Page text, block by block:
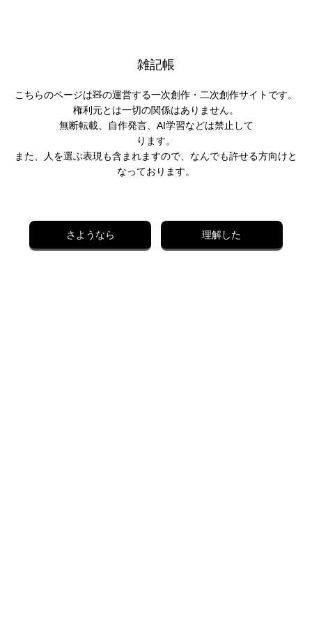
雑記帳
こちらのページは🧸の運営する一次創作・二次創作サイトです。
権利元とは一切の関係はありません。
無断転載、自作発言、AI学習などは禁止して
ります。
また、人を選ぶ表現も含まれますので、なんでも許せる方向けと
なっております。
さようなら 理解した